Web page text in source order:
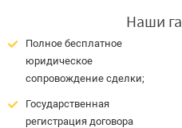
Наши
Полное бесплатное
юридическое
сопровождение сделки;
Государственная
регистрация договора